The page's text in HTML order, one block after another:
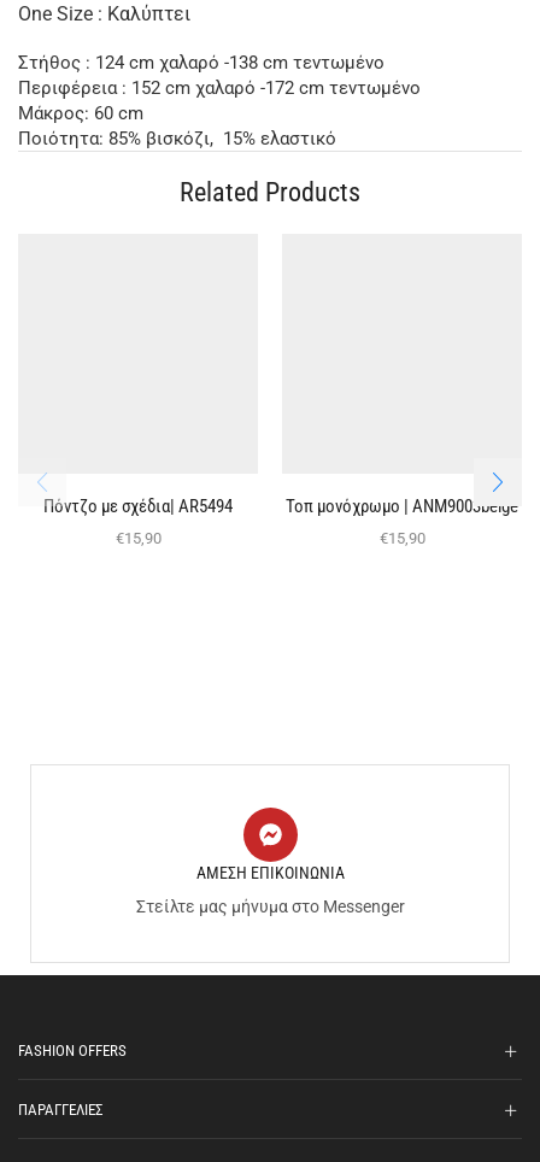
One Size : Καλύπτει
Στήθος : 124 cm χαλαρό -138 cm τεντωμένο
Περιφέρεια : 152 cm χαλαρό -172 cm τεντωμένο
Μάκρος: 60 cm
Ποιότητα: 85% βισκόζι, 15% ελαστικό
Related Products
Πόντζο με σχέδια| AR5494
€15,90
Τοπ μονόχρωμο | ΑΝΜ9003beige
€15,90
ΑΜΕΣΗ ΕΠΙΚΟΙΝΩΝΙΑ
Στείλτε μας μήνυμα στο Messenger
FASHION OFFERS
ΠΑΡΑΓΓΕΛΙΕΣ